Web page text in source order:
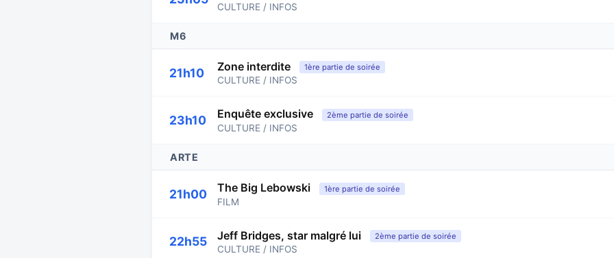
CULTURE / INFOS
M6
21h10 Zone interdite 1ère partie de soirée
CULTURE / INFOS
23h10 Enquête exclusive 2ème partie de soirée
CULTURE / INFOS
ARTE
21h00 The Big Lebowski 1ère partie de soirée
FILM
22h55 Jeff Bridges, star malgré lui 2ème partie de soirée
CULTURE / INFOS